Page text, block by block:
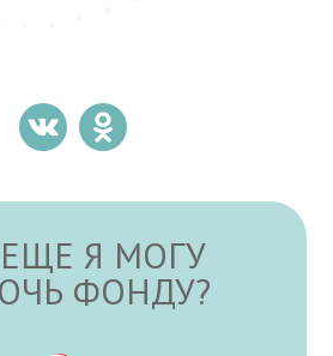
Я МОГУ
ФОНДУ?